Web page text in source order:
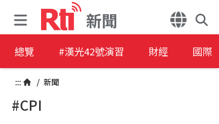
新聞
總覽 #漢光42號演習 財經 國際
::: / 新聞
#CPI